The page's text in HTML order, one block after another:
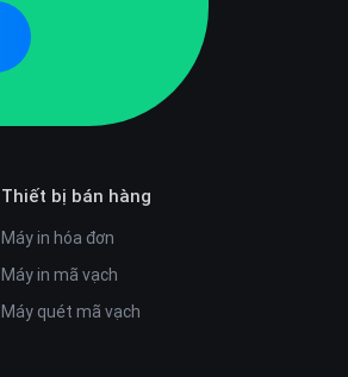
Thiết bị bán hàng
Máy in hóa đơn
Máy in mã vạch
Máy quét mã vạch